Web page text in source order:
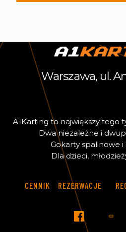
Warszawa, ul.
A1Karting to największy tego t
Dwa niezależne i dwup
Gokarty spalinowe i
Dla dzieci, młodzież
CENNIK REZERWACJE